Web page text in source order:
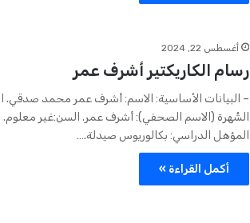
أغسطس 22, 2024
رسام الكاريكتير أشرف عمر
– البيانات الأساسية: الاسم: أشرف عمر محمد صدقي.
الشُهرة (الاسم الصحفي): أشرف عمر. السن:غير معلوم.
المؤهل الدراسي: بكالوريوس صيدلة.…
أكمل القراءة »